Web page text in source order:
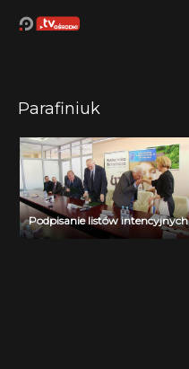
Parafiniuk
Podpisanie listów intencyjnych